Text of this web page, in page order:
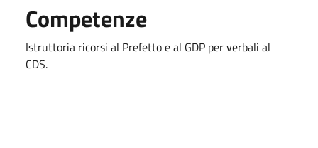
Competenze
Istruttoria ricorsi al Prefetto e al GDP per verbali al
CDS.